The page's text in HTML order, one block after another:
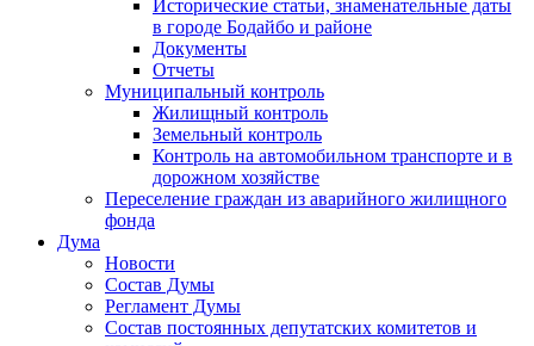
Исторические статьи, знаменательные даты
в городе Бодайбо и районе
Документы
Отчеты
Муниципальный контроль
Жилищный контроль
Земельный контроль
Контроль на автомобильном транспорте и в
дорожном хозяйстве
Переселение граждан из аварийного жилищного
фонда
Дума
Новости
Состав Думы
Регламент Думы
Состав постоянных депутатских комитетов и